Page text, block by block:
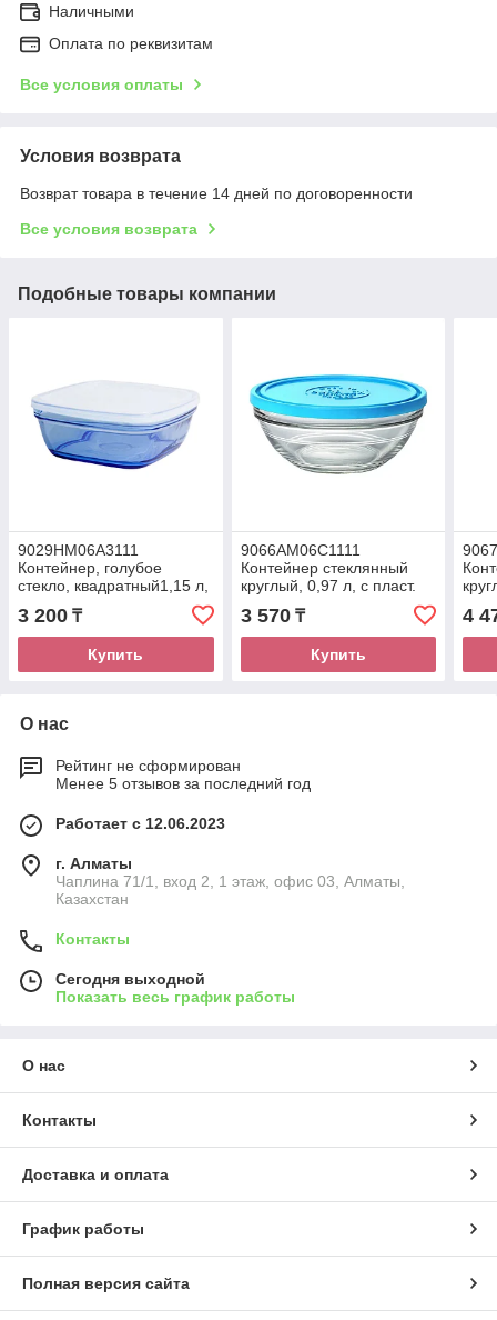
Наличными
Оплата по реквизитам
Все условия оплаты
Условия возврата
Возврат товара в течение 14 дней по договоренности
Все условия возврата
Подобные товары компании
9029HM06A3111
Контейнер, голубое
стекло, квадратный1,15 л,
с пласт.
крышкой(прозрачная)DURALEX
3 200 ₸
Купить
9066AM06C1111
Контейнер стеклянный
круглый, 0,97 л, с пласт.
крышкой (синяя),
DURALEX
3 570₸
Купить
4
О нас
Рейтинг не сформирован
Менее 5 отзывов за последний год
Работает с 12.06.2023
г. Алматы
Чаплина 71/1, вход 2, 1 этаж, офис 03, Алматы,
Казахстан
Контакты
Сегодня выходной
Показать весь график работы
О нас
Контакты
Доставка и оплата
График работы
Полная версия сайта